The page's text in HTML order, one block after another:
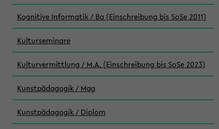
Kognitive Informatik / Ba (Einschreibung bis SoSe 2011)
Kulturseminare
Kulturvermittlung / M.A. (Einschreibung bis SoSe 2023)
Kunstpädagogik / Mag
Kunstpädagogik / Diplom